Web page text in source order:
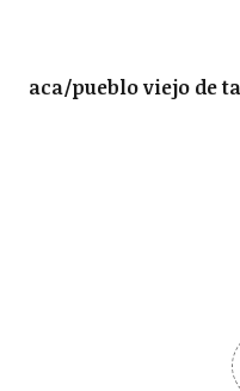
aca/pueblo viejo de